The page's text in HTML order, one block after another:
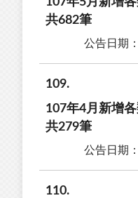
共682筆
公告日期
109
107年4月新增
共279筆
公告日期
110